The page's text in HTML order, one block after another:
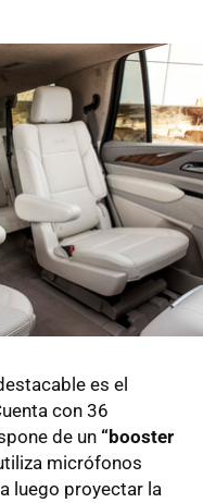
es el
con 36
de un “booster
micrófonos
luego proyectar la